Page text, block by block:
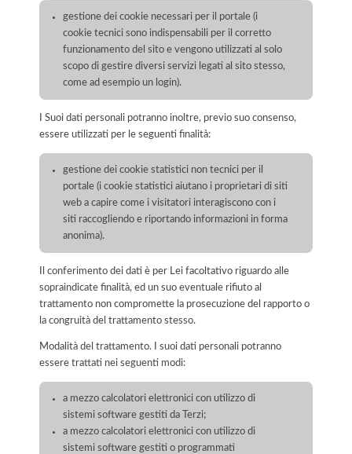
gestione dei cookie necessari per il portale (i
cookie tecnici sono indispensabili per il corretto
funzionamento del sito e vengono utilizzati al solo
scopo di gestire diversi servizi legati al sito stesso,
come ad esempio un login).
I Suoi dati personali potranno inoltre, previo suo consenso,
essere utilizzati per le seguenti finalità:
gestione dei cookie statistici non tecnici per il
portale (i cookie statistici aiutano i proprietari di siti
web a capire come i visitatori interagiscono con i
siti raccogliendo e riportando informazioni in forma
anonima).
Il conferimento dei dati è per Lei facoltativo riguardo alle
sopraindicate finalità, ed un suo eventuale rifiuto al
trattamento non compromette la prosecuzione del rapporto o
la congruità del trattamento stesso.
Modalità del trattamento. I suoi dati personali potranno
essere trattati nei seguenti modi:
a mezzo calcolatori elettronici con utilizzo di
sistemi software gestiti da Terzi;
a mezzo calcolatori elettronici con utilizzo di
sistemi software gestiti o programmati